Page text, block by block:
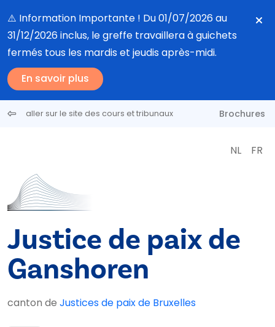
⚠️ Information Importante ! Du 01/07/2026 au
31/12/2026 inclus, le greffe travaillera à guichets
fermés tous les mardis et jeudis après-midi.
En savoir plus
aller sur le site des cours et tribunaux Brochures
NL FR
Justice de paix de
Ganshoren
canton de Justices de paix de Bruxelles